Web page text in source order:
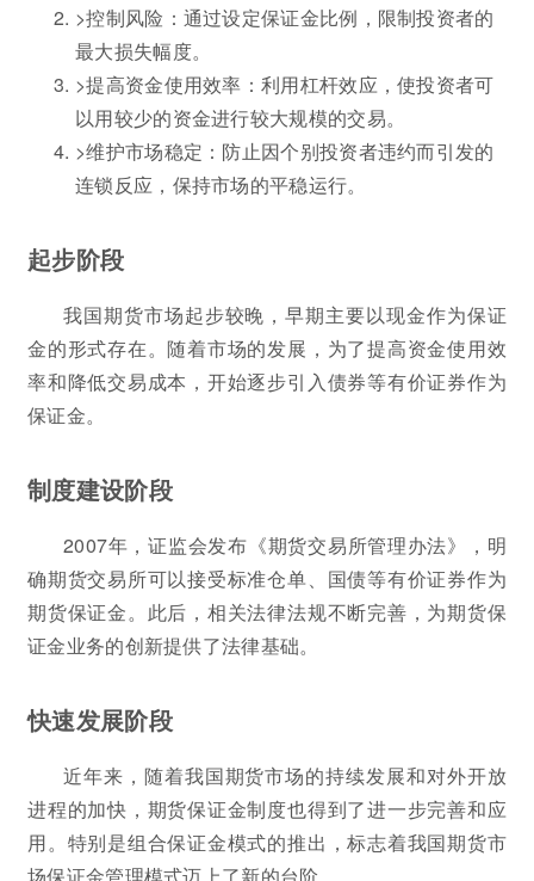
>控制风险：通过设定保证金比例，限制投资者的
最大损失幅度。
>提高资金使用效率：利用杠杆效应，使投资者可
以用较少的资金进行较大规模的交易。
>维护市场稳定：防止因个别投资者违约而引发的
连锁反应，保持市场的平稳运行。
起步阶段
我国期货市场起步较晚，早期主要以现金作为保证
金的形式存在。随着市场的发展，为了提高资金使用效
率和降低交易成本，开始逐步引入债券等有价证券作为
保证金。
制度建设阶段
2007年，证监会发布《期货交易所管理办法》，明
确期货交易所可以接受标准仓单、国债等有价证券作为
期货保证金。此后，相关法律法规不断完善，为期货保
证金业务的创新提供了法律基础。
快速发展阶段
近年来，随着我国期货市场的持续发展和对外开放
进程的加快，期货保证金制度也得到了进一步完善和应
用。特别是组合保证金模式的推出，标志着我国期货市